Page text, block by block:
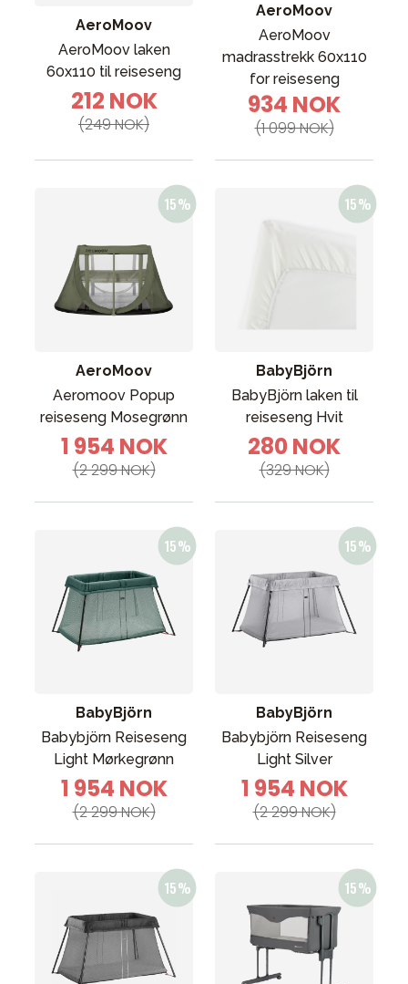
AeroMoov
AeroMoov laken
60x110 til reiseseng
212 NOK
(249 NOK)
AeroMoov
AeroMoov
madrasstrekk 60x110
for reiseseng
934 NOK
(1 099 NOK)
AeroMoov
Aeromoov Popup
reiseseng Mosegrønn
1 954 NOK
(2 299 NOK)
BabyBjörn
BabyBjörn laken til
reiseseng Hvit
280 NOK
(329 NOK)
BabyBjörn
Babybjörn Reiseseng
Light Mørkegrønn
1 954 NOK
(2 299 NOK)
BabyBjörn
Babybjörn Reiseseng
Light Silver
1 954 NOK
(2 299 NOK)